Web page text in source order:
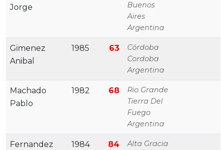
Jorge
Buenos
Aires
Argentina
Gimenez
Anibal
1985 63
Córdoba
Cordoba
Argentina
Machado
Pablo
1982 68
Rio Grande
Tierra Del
Fuego
Argentina
Fernandez
1984 84
Alta Gracia